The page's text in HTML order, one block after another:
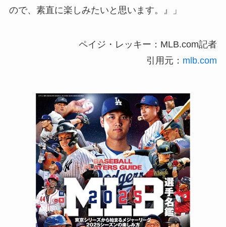
ので、素直に楽しみたいと思います。』」
ペイジ・レッキー：MLB.com記者
引用元： mlb.com